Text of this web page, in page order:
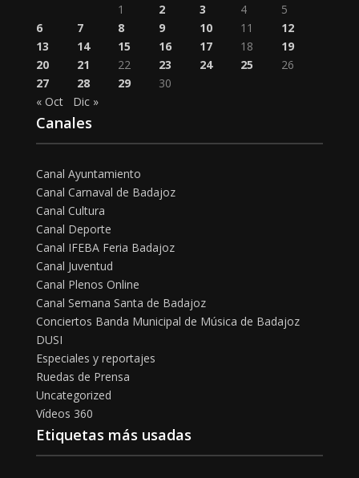
1
2 3 4
5
6
7 8 9 10 11
12
13
14 15 16 17 18
19
20
21 22 23 24 25
26
27
28 29
30
« Oct
Dic »
Canales
Canal Ayuntamiento
Canal Carnaval de Badajoz
Canal Cultura
Canal Deporte
Canal IFEBA Feria Badajoz
Canal Juventud
Canal Plenos Online
Canal Semana Santa de Badajoz
Conciertos Banda Municipal de Música de Badajoz
DUSI
Especiales y reportajes
Ruedas de Prensa
Uncategorized
Vídeos 360
Etiquetas más usadas